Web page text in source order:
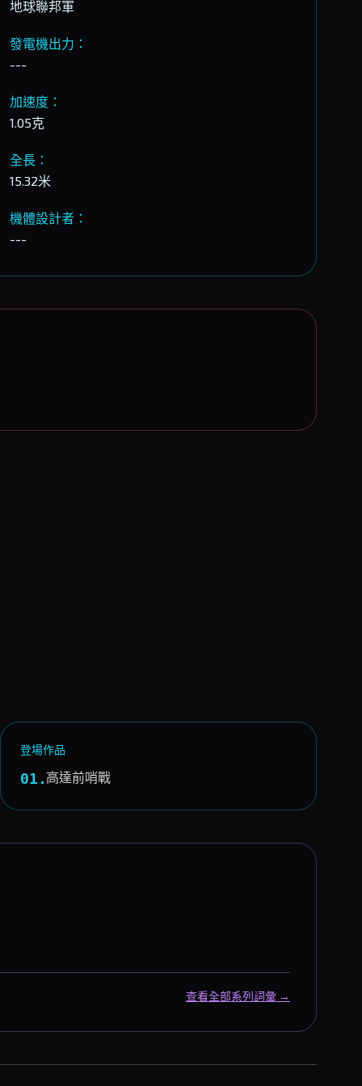
地球聯邦軍
發電機出力：
---
加速度：
1.05克
全長：
15.32米
機體設計者：
---
登場作品
01. 高達前哨戰
查看全部系列詞彙 →